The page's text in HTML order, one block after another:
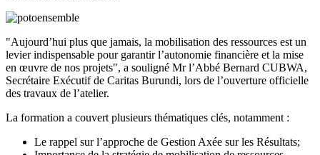
"Aujourd’hui plus que jamais, la mobilisation des ressources est un
levier indispensable pour garantir l’autonomie financière et la mise
en œuvre de nos projets", a souligné Mr l’Abbé Bernard CUBWA,
Secrétaire Exécutif de Caritas Burundi, lors de l’ouverture officielle
des travaux de l’atelier.
La formation a couvert plusieurs thématiques clés, notamment :
Le rappel sur l’approche de Gestion Axée sur les Résultats;